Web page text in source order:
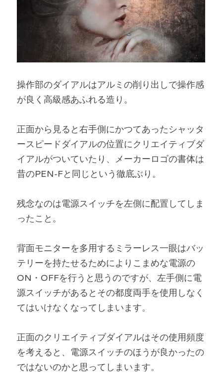
操作部のダイアルはアルミの削り出しで操作感
が良く高級感あふれる造り。
正面から見ると右手側にかつてあったシャッタ
ースピードダイアルの位置にクリエイティブダ
イアルがついていたり、メーカーロゴの書体は
昔のPEN-Fと同じという徹底ぶり。
残念なのは電源スイッチを左側に配置してしま
ったこと。
背面モニターを多用するミラーレス一眼はバッ
テリーを持たせるためによりこまめな電源の
ON・OFFを行うと思うのですが、左手側に電
源スイッチがあるとその都度両手を使用しなく
てはいけなくなってしまいます。
正面のクリエイティブダイアルはその使用頻度
を考えると、電源スイッチのほうが良かったの
ではないのかと思ってしまいます。